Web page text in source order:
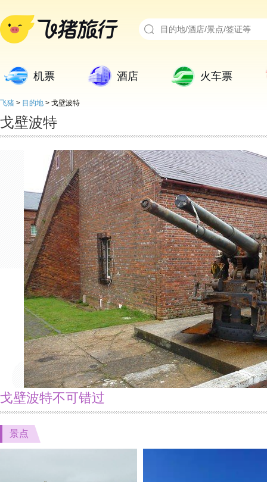
机票 酒店 火车票
飞猪 > 目的地 > 戈壁波特
戈壁波特
戈壁波特不可错过
景点